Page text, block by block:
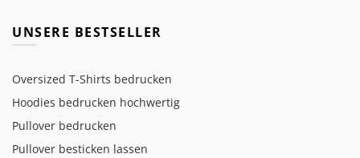
UNSERE BESTSELLER
Oversized T-Shirts bedrucken
Hoodies bedrucken hochwertig
Pullover bedrucken
Pullover besticken lassen